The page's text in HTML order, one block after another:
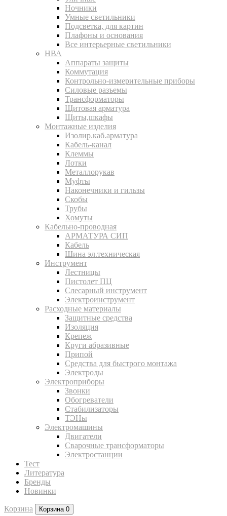
Ночники
Умные светильники
Подсветка, для картин
Плафоны и основания
Все интерьерные светильники
НВА
Аппараты защиты
Коммутация
Контрольно-измерительные приборы
Силовые разъемы
Трансформаторы
Щитовая арматура
Щиты,шкафы
Монтажные изделия
Изолир.каб.арматура
Кабель-канал
Клеммы
Лотки
Металлорукав
Муфты
Наконечники и гильзы
Скобы
Трубы
Хомуты
Кабельно-проводная
АРМАТУРА СИП
Кабель
Шина эл.техническая
Инструмент
Лестницы
Пистолет ПЦ
Слесарный инструмент
Электроинструмент
Расходные материалы
Защитные средства
Изоляция
Крепеж
Круги абразивные
Припой
Средства для быстрого монтажа
Электроды
Электроприборы
Звонки
Обогреватели
Стабилизаторы
ТЭНы
Электромашины
Двигатели
Сварочные трансформаторы
Электростанции
Тест
Литература
Бренды
Новинки
Корзина Корзина 0